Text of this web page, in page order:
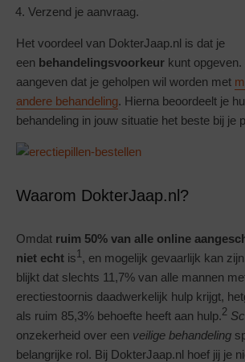
Verzend je aanvraag.
Het voordeel van DokterJaap.nl is dat je
een behandelingsvoorkeur kunt
aangeven dat je geholpen wil worden met
andere behandeling. Hierna beoordeelt je
behandeling in jouw situatie het beste bij je
Waarom DokterJaap.nl?
Omdat ruim 50% van alle online
niet echt is1 , en mogelijk gevaarlijk kan
blijkt dat slechts 11,7% van alle mannen
erectiestoornis daadwerkelijk hulp krijgt,
als ruim 85,3% behoefte heeft aan hulp.2
onzekerheid over een veilige behandeling
belangrijke rol. Bij DokterJaap.nl hoef jij je